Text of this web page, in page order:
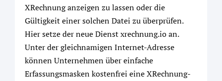
XRechnung anzeigen zu lassen oder die
Gültigkeit einer solchen Datei zu überprüfen.
Hier setze der neue Dienst xrechnung.io an.
Unter der gleichnamigen Internet-Adresse
können Unternehmen über einfache
Erfassungsmasken kostenfrei eine XRechnung-